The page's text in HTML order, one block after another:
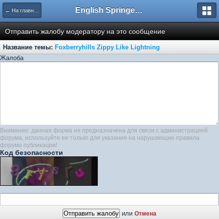
← На главную English Springer Spaniel Club
Отправить жалобу модератору на это сообщение
Название темы: Foxberryhills Zippy Like Lightning
Жалоба
Внимание: данная форма не предназначена для связи с администрацией
форума, используйте ее только для указания на нарушающие правила
форума публикации!
Код безопасности
или Отмена